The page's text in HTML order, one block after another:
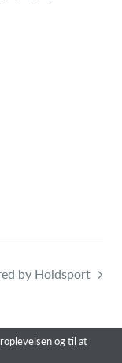
by Holdsport
og til at